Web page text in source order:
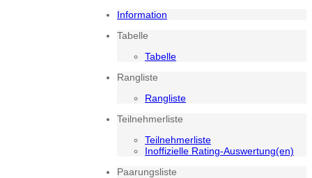
Information
Tabelle
Tabelle
Rangliste
Rangliste
Teilnehmerliste
Teilnehmerliste
Inoffizielle Rating-Auswertung(en)
Paarungsliste